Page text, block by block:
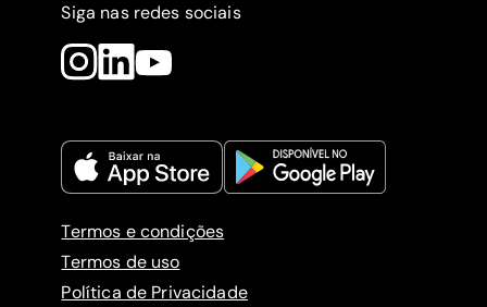
Siga nas redes sociais
Termos e condições
Termos de uso
Política de Privacidade